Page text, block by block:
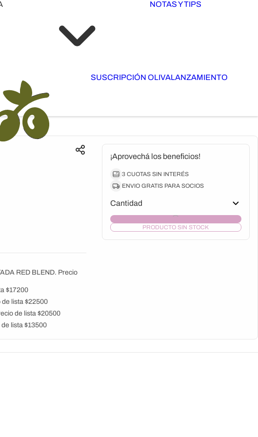
NOTAS Y TIPS
SUSCRIPCIÓN OLIVALANZAMIENTO
RED BLEND. Precio
$17200
lista $22500
de lista $20500
lista $13500
¡Aprovechá los beneficios!
3 CUOTAS SIN INTERÉS
ENVIO GRATIS PARA SOCIOS
Cantidad
PRODUCTO SIN STOCK